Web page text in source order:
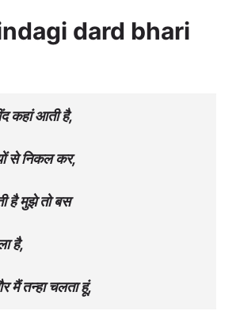
dard bhari
कहां आती है,
से निकल कर,
है मुझे तो बस
है,
मैं तन्हा चलता हूं,